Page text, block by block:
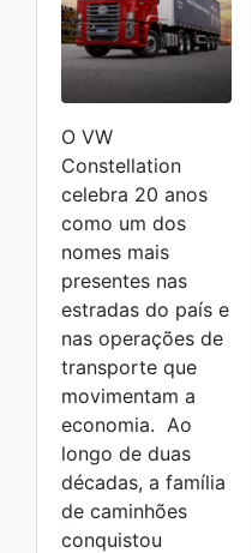
O VW
Constellation
celebra 20 anos
como um dos
nomes mais
presentes nas
estradas do país e
nas operações de
transporte que
movimentam a
economia. Ao
longo de duas
décadas, a família
de caminhões
conquistou